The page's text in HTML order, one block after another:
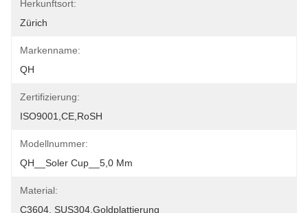
Herkunftsort:
Zürich
Markenname:
QH
Zertifizierung:
ISO9001,CE,RoSH
Modellnummer:
QH__Soler Cup__5,0 Mm
Material:
C3604, SUS304,Goldplattierung